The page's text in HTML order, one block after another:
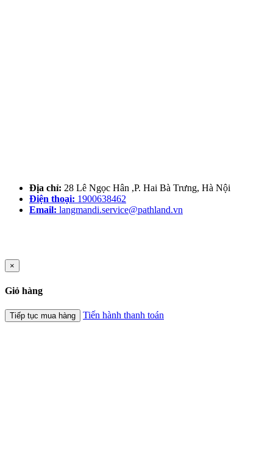
Địa chỉ: 28 Lê Ngọc Hân ,P. Hai Bà Trưng, Hà Nội
Điện thoại: 1900638462
Email: langmandi.service@pathland.vn
×
Giỏ hàng
Tiếp tục mua hàng Tiến hành thanh toán